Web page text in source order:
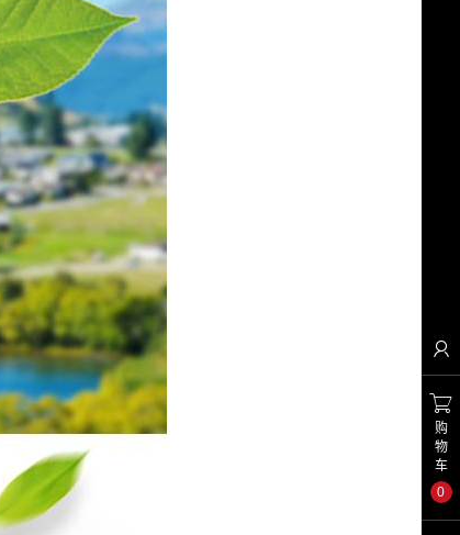


购
物
车
0